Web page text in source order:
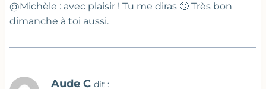
@Michèle : avec plaisir ! Tu me diras 🙂 Très bon
dimanche à toi aussi.
Aude C dit :